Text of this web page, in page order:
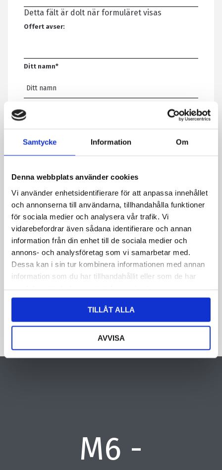
Samtycke Information Om
Denna webbplats använder cookies
Vi använder enhetsidentifierare för att anpassa innehållet
och annonserna till användarna, tillhandahålla funktioner
för sociala medier och analysera vår trafik. Vi
vidarebefordrar även sådana identifierare och annan
information från din enhet till de sociala medier och
annons- och analysföretag som vi samarbetar med.
Dessa kan i sin tur kombinera informationen med annan
information som du har tillhandahållit eller som de har
TILLÅT ALLA
AVVISA
Detta fält är dolt när formuläret visas
Offert avser:
Ditt namn*
Telefon
Genom att skicka formuläret godkänner du att vi sparar
information om dig. Läs mer om hur vi behandlar dina
personuppgifter i vår integritetspolicy.
CAPTCHA
M6 -